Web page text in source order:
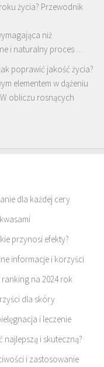
życia? Przewodnik
niż
i naturalny proces …
poprawić jakość życia?
elementem w dążeniu
obliczu rosnących
dla każdej cery
przynosi efekty?
informacje i korzyści
na 2024 rok
dla skóry
i leczenie
najlepszą i skuteczną?
i zastosowanie